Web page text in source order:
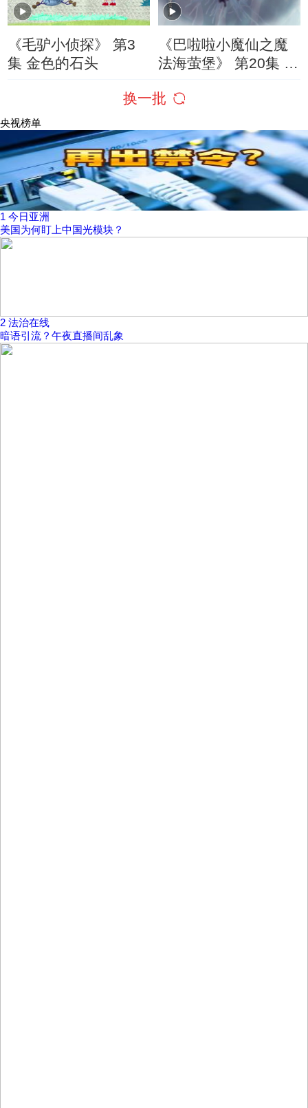
《毛驴小侦探》 第3
集 金色的石头
《巴啦啦小魔仙之魔
法海萤堡》 第20集 冰
换一批
央视榜单
1 今日亚洲
美国为何盯上中国光模块？
2 法治在线
暗语引流？午夜直播间乱象